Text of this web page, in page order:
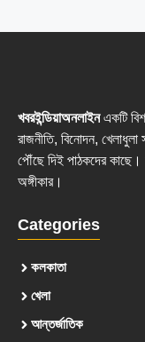
খবরইন্ডিয়াঅনলাইনএকটি
রাজনীতি, বিনোদন,
পৌঁছে দিই পাঠকদের কাছে।
অঙ্গীকার।
Categories
কলকাতা
খেলা
আন্তর্জাতিক